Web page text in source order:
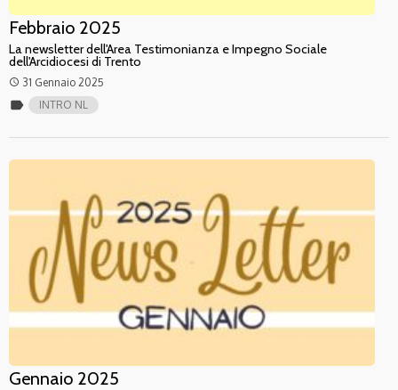
Febbraio 2025
La newsletter dell'Area Testimonianza e Impegno Sociale
dell'Arcidiocesi di Trento
access_time 31 Gennaio 2025
label INTRO NL
Gennaio 2025